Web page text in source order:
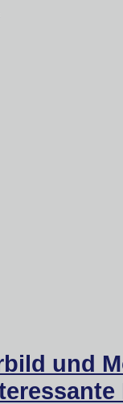
und